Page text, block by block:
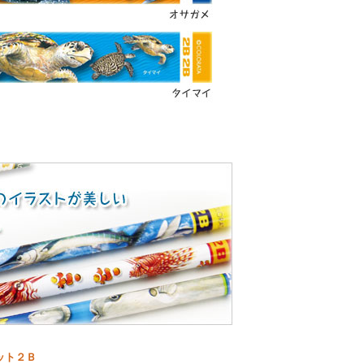
ト２Ｂ